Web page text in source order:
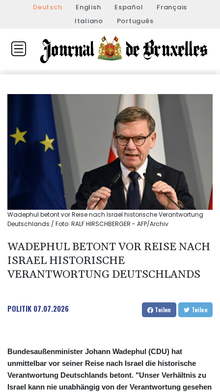
Deutsch English Español
Français
Italiano
Português
Wadephul betont vor Reise nach Israel historische Verantwortung
Deutschlands / Foto: RALF HIRSCHBERGER - AFP/Archiv
WADEPHUL BETONT VOR REISE NACH
ISRAEL HISTORISCHE
VERANTWORTUNG DEUTSCHLANDS
POLITIK 07.07.2026 Teilen Teilen
Bundesaußenminister Johann Wadephul (CDU) hat
unmittelbar vor seiner Reise nach Israel die historische
Verantwortung Deutschlands betont. "Unser Verhältnis zu
Israel kann nie unabhängig von der Verantwortung gesehen